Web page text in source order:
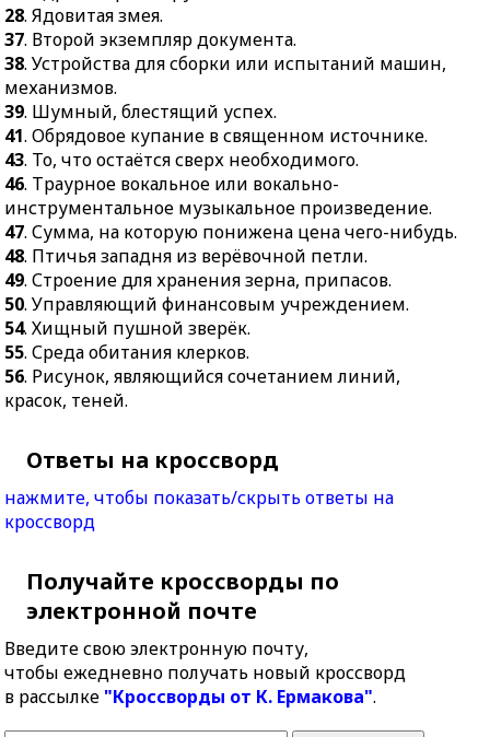
28. Ядовитая змея.
37. Второй экземпляр документа.
38. Устройства для сборки или испытаний машин,
механизмов.
39. Шумный, блестящий успех.
41. Обрядовое купание в священном источнике.
43. То, что остаётся сверх необходимого.
46. Траурное вокальное или вокально-
инструментальное музыкальное произведение.
47. Сумма, на которую понижена цена чего-нибудь.
48. Птичья западня из верёвочной петли.
49. Строение для хранения зерна, припасов.
50. Управляющий финансовым учреждением.
54. Хищный пушной зверёк.
55. Среда обитания клерков.
56. Рисунок, являющийся сочетанием линий,
красок, теней.
Ответы на кроссворд
нажмите, чтобы показать/скрыть ответы на
кроссворд
Получайте кроссворды по
электронной почте
Введите свою электронную почту,
чтобы ежедневно получать новый кроссворд
в рассылке "Кроссворды от К. Ермакова".